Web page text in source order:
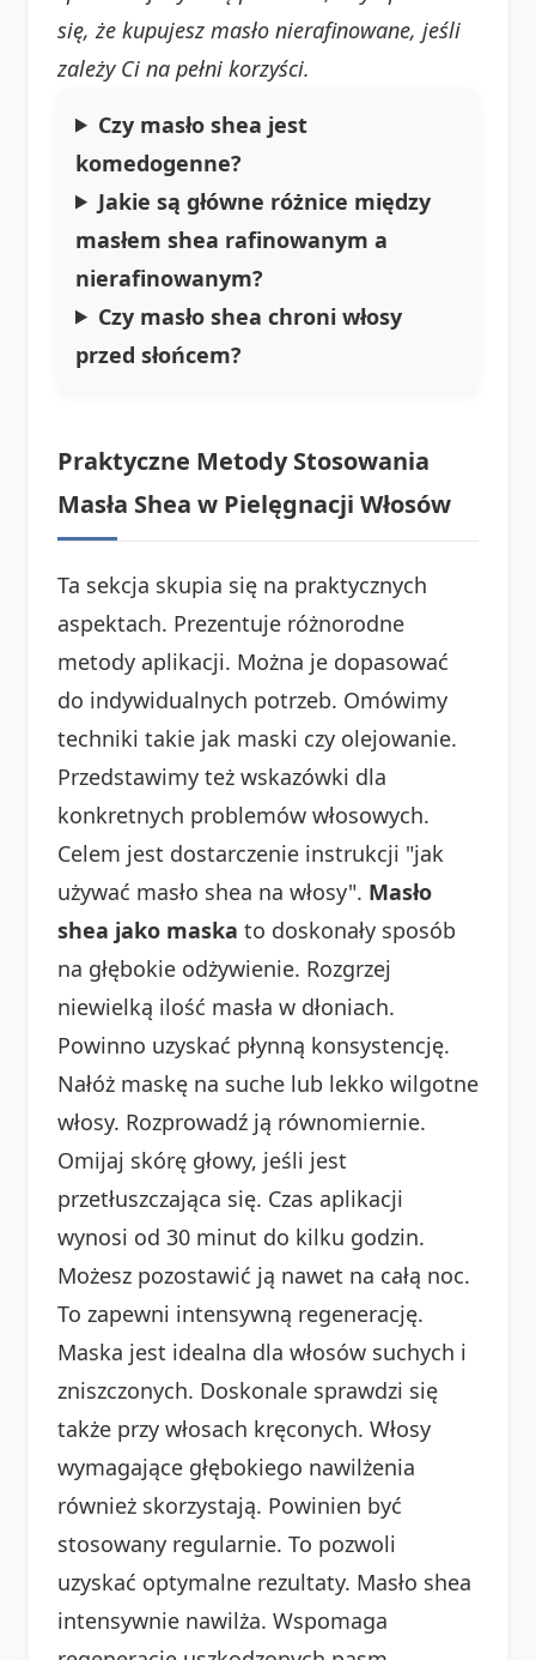
się, że kupujesz masło nierafinowane, jeśli
zależy Ci na pełni korzyści.
Czy masło shea jest
komedogenne?
Jakie są główne różnice między
masłem shea rafinowanym a
nierafinowanym?
Czy masło shea chroni włosy
przed słońcem?
Praktyczne Metody Stosowania
Masła Shea w Pielęgnacji Włosów
Ta sekcja skupia się na praktycznych
aspektach. Prezentuje różnorodne
metody aplikacji. Można je dopasować
do indywidualnych potrzeb. Omówimy
techniki takie jak maski czy olejowanie.
Przedstawimy też wskazówki dla
konkretnych problemów włosowych.
Celem jest dostarczenie instrukcji "jak
używać masło shea na włosy". Masło
shea jako maska to doskonały sposób
na głębokie odżywienie. Rozgrzej
niewielką ilość masła w dłoniach.
Powinno uzyskać płynną konsystencję.
Nałóż maskę na suche lub lekko wilgotne
włosy. Rozprowadź ją równomiernie.
Omijaj skórę głowy, jeśli jest
przetłuszczająca się. Czas aplikacji
wynosi od 30 minut do kilku godzin.
Możesz pozostawić ją nawet na całą noc.
To zapewni intensywną regenerację.
Maska jest idealna dla włosów suchych i
zniszczonych. Doskonale sprawdzi się
także przy włosach kręconych. Włosy
wymagające głębokiego nawilżenia
również skorzystają. Powinien być
stosowany regularnie. To pozwoli
uzyskać optymalne rezultaty. Masło shea
intensywnie nawilża. Wspomaga